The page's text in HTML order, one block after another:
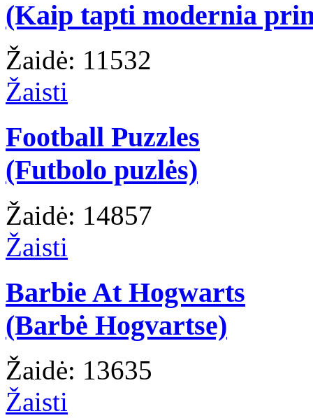
(Kaip tapti modernia
Žaidė: 11532
Žaisti
Football Puzzles
(Futbolo puzlės)
Žaidė: 14857
Žaisti
Barbie At Hogwarts
(Barbė Hogvartse)
Žaidė: 13635
Žaisti